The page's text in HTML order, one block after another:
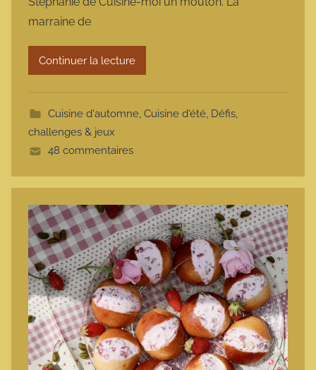
a
e
marraine de
Continuer la lecture
Cuisine d'automne, Cuisine d'été, Défis,
challenges & jeux
48 commentaires